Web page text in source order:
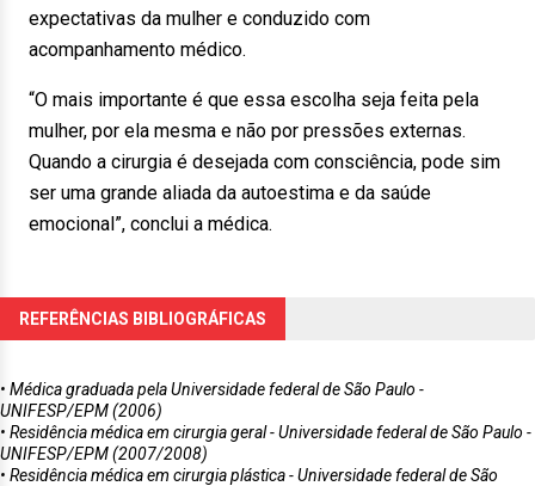
expectativas da mulher e conduzido com
acompanhamento médico.
“O mais importante é que essa escolha seja feita pela
mulher, por ela mesma e não por pressões externas.
Quando a cirurgia é desejada com consciência, pode sim
ser uma grande aliada da autoestima e da saúde
emocional”, conclui a médica.
REFERÊNCIAS BIBLIOGRÁFICAS
• Médica graduada pela Universidade federal de São Paulo -
UNIFESP/EPM (2006)
• Residência médica em cirurgia geral - Universidade federal de São Paulo -
UNIFESP/EPM (2007/2008)
• Residência médica em cirurgia plástica - Universidade federal de São